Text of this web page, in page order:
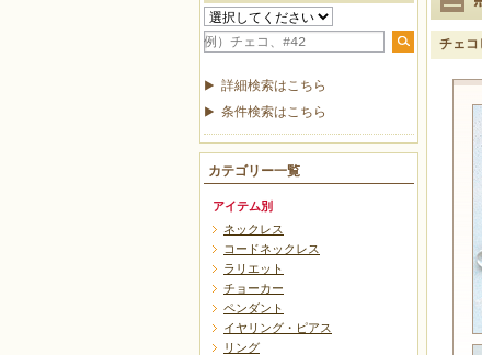
TOP まとめて探す
チェコ
詳細検索はこちら
条件検索はこちら
カテゴリー一覧
アイテム別
ネックレス
コードネックレス
ラリエット
チョーカー
ペンダント
イヤリング・ピアス
リング